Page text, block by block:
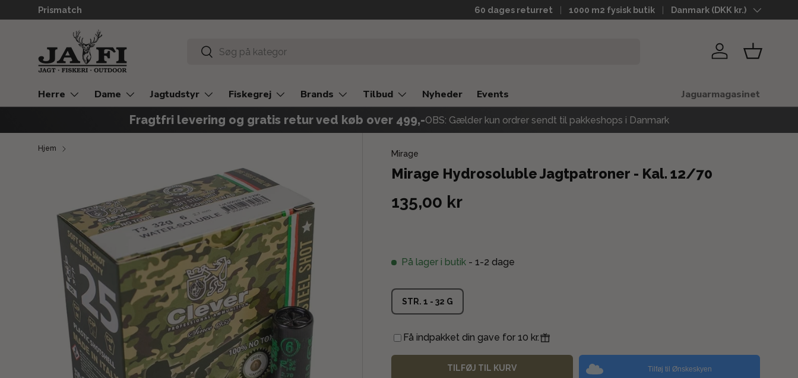
GÅ TIL INDHOLD
Prismatch 60 dages returret 1000 m2 fysisk butik Land
Danmark (DKK kr.)
Søg
Log indKurv
Herre Dame Jagtudstyr Fiskegrej Brands Tilbud Nyheder Events Jaguarmagasinet
Fragtfri levering og gratis retur ved køb over 499,-OBS: Gælder kun ordrer sendt til pakkeshops i Danmark
Hjem
Mirage
Mirage Hydrosoluble Jagtpatroner - Kal. 12/70
135,00 kr
På lager i butik - 1-2 dage
STR. 1 - 32 G
Få indpakket din gave for 10 kr.
TILFØJ TIL KURV Tilføj til Ønskeskyen